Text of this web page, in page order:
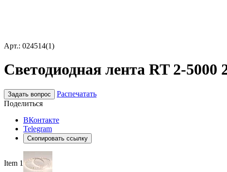
Арт.: 024514(1)
Светодиодная лента RT 2-
Задать вопрос
Распечатать
Поделиться
ВКонтакте
Telegram
Скопировать ссылку
Item 1 of 4